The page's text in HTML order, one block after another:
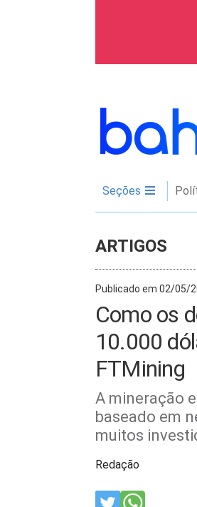
Seções
ARTIGOS
Publicado em 02/05/
Como os
10.000
FTMining
A mineração
baseado em
muitos
Redação